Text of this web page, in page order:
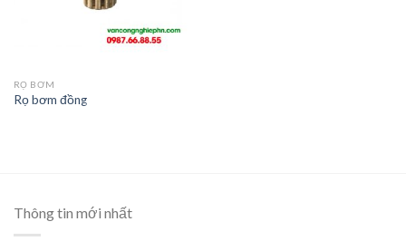
RỌ BƠM
Rọ bơm đồng
Thông tin mới nhất